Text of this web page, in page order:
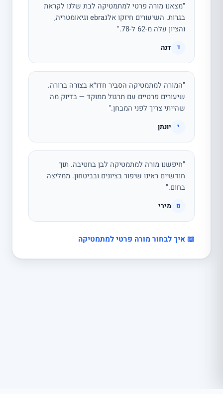
"מצאנו מורה פרטי למתמטיקה לבת שלנו לקראת
בגרות. השיעורים חיזקו אלגebra וגיאומטריה,
והציון עלה מ-62 ל-78."
ד דנה
"המורה למתמטיקה הסביר חדו״א בצורה ברורה.
שיעורים פרטיים עם תרגול ממוקד — בדיוק מה
שהייתי צריך לפני המבחן."
י יונתן
"חיפשנו מורה למתמטיקה לבן בחטיבה. תוך
חודשיים ראינו שיפור בציונים ובביטחון. ממליצה
בחום."
מ מירי
📖 איך לבחור מורה פרטי למתמטיקה